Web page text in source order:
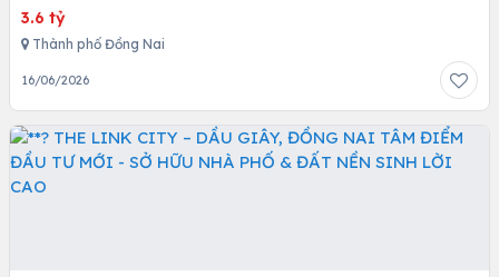
3.6 tỷ
Thành phố Đồng Nai
16/06/2026